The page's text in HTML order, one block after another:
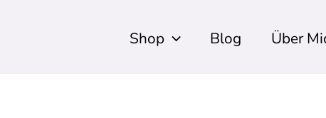
Shop Blog Über